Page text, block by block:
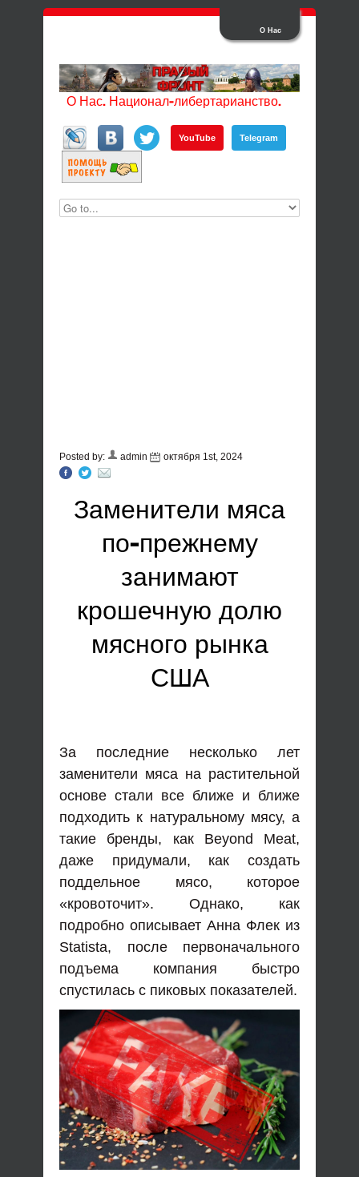
О Нас
О Нас. Национал-либертарианство.
YouTube Telegram
Posted by: admin октября 1st, 2024
Заменители мяса
по-прежнему
занимают
крошечную долю
мясного рынка
США
За последние несколько лет
заменители мяса на растительной
основе стали все ближе и ближе
подходить к натуральному мясу, а
такие бренды, как Beyond Meat,
даже придумали, как создать
поддельное мясо, которое
«кровоточит». Однако, как
подробно описывает Анна Флек из
Statista, после первоначального
подъема компания быстро
спустилась с пиковых показателей.